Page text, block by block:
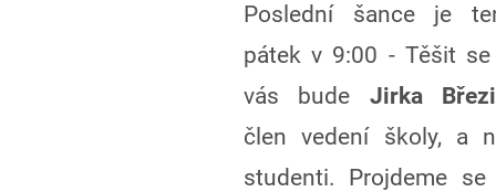
Poslední šance je
pátek v 9:00 - Těšit
vás bude Jirka
člen vedení školy, a
studenti. Projdeme se